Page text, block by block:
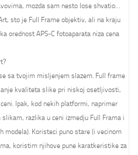
mozda sam nesto lose shvatio…
sto je Full Frame objektiv, ali na kraju
orednost APS-C fotoaparata niza cena
sa tvojim misljenjem slazem. Full frame
kvaliteta slike pri niskoj osetljivosti,
Ipak, kod nekih platformi, naprimer
razlika u ceni izmedju Full Frama i
modela). Koristeci puno stare (i vecinom
koristim njihove pune karatkeristike za